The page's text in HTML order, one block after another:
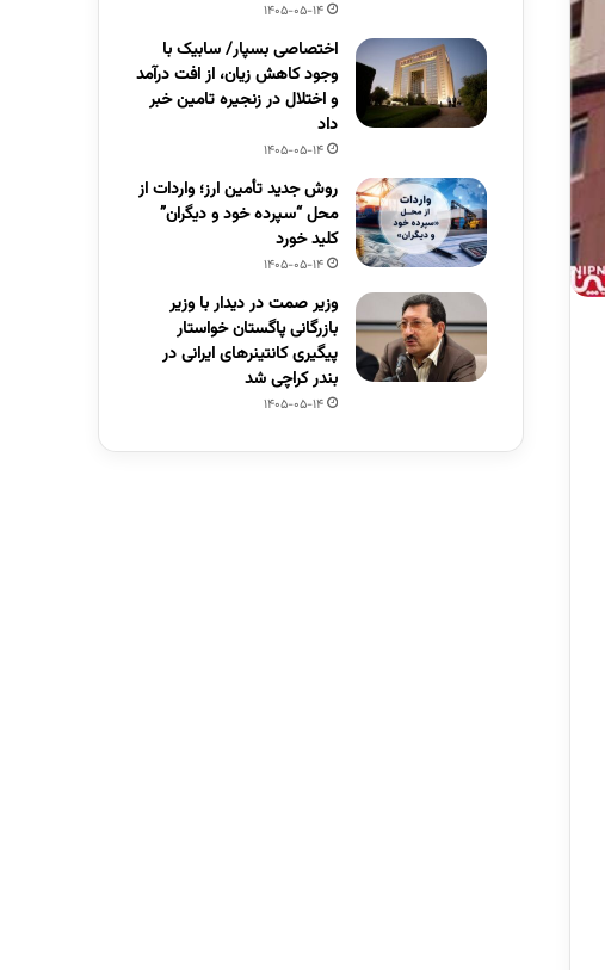
1405-05-14
اختصاصی بسپار/ سابیک با
وجود کاهش زیان، از افت درآمد
و اختلال در زنجیره تامین خبر
داد
1405-05-14
روش جدید تأمین ارز؛ واردات از
محل “سپرده خود و دیگران”
کلید خورد
1405-05-14
وزیر صمت در دیدار با وزیر
بازرگانی پاگستان خواستار
پیگیری کانتینرهای ایرانی در
بندر کراچی شد
1405-05-14